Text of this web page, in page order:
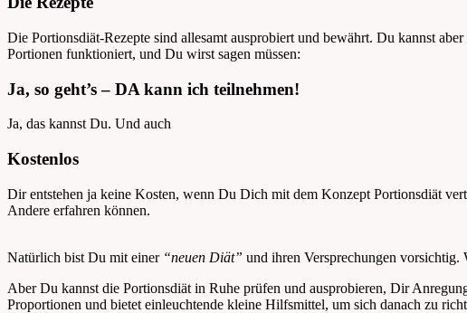
Die Portionsdiät-Rezepte sind allesamt ausprobiert und bewährt. Du kannst
Portionen funktioniert, und Du wirst sagen müssen:
Ja, so geht’s – DA kann ich teilnehmen!
Ja, das kannst Du. Und auch
Kostenlos
Dir entstehen ja keine Kosten, wenn Du Dich mit dem Konzept Portionsdiät
Andere erfahren können.
Natürlich bist Du mit einer “neuen Diät” und ihren Versprechungen vorsichtig.
Aber Du kannst die Portionsdiät in Ruhe prüfen und ausprobieren, Dir
Proportionen und bietet einleuchtende kleine Hilfsmittel, um sich danach zu